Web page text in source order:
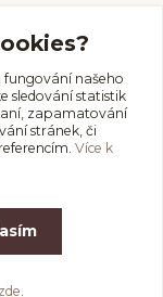
fungování našeho
sledování statistik
zapamatování
stránek, či
Více k
zde